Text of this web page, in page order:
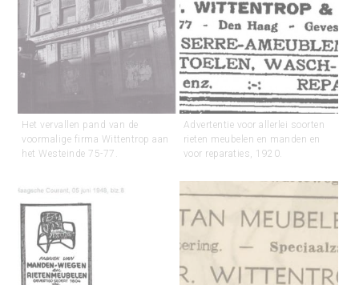
Het vervallen pand van de
voormalige firma Wittentrop aan
het Westeinde 75-77.
Advertentie voor allerlei soorten
rieten meubelen en manden en
voor reparaties, 1920.